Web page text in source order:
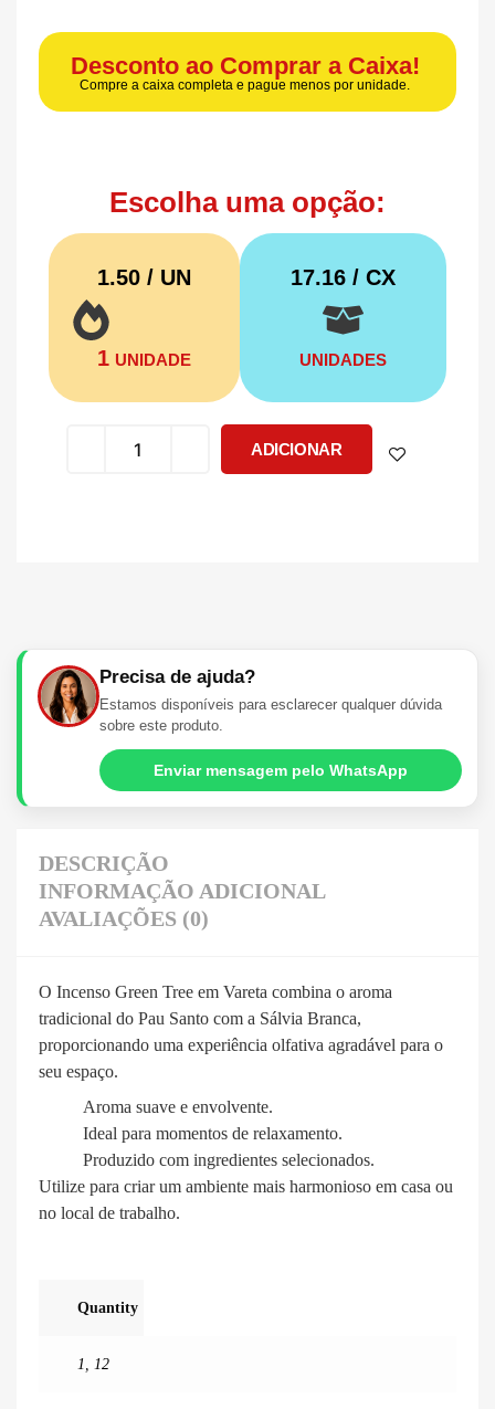
Desconto ao Comprar a Caixa!
Compre a caixa completa e pague menos por unidade.
Escolha uma opção:
1.50 / UN
1 UNIDADE
17.16/ CX
UNIDADES
ADICIONAR
Precisa de ajuda?
Estamos disponíveis para esclarecer qualquer dúvida
sobre este produto.
Enviar mensagem pelo WhatsApp
DESCRIÇÃO
INFORMAÇÃO ADICIONAL
AVALIAÇÕES (0)
O Incenso Green Tree em Vareta combina o aroma
tradicional do Pau Santo com a Sálvia Branca,
proporcionando uma experiência olfativa agradável para o
seu espaço.
Aroma suave e envolvente.
Ideal para momentos de relaxamento.
Produzido com ingredientes selecionados.
Utilize para criar um ambiente mais harmonioso em casa ou
no local de trabalho.
Quantity
1, 12